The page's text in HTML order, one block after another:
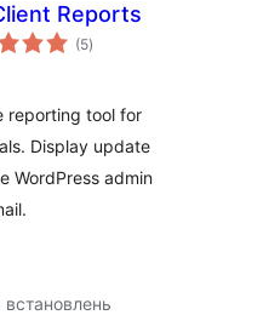
Reports
(5загальний
рейтинг
)
reporting tool for
Display update
WordPress admin